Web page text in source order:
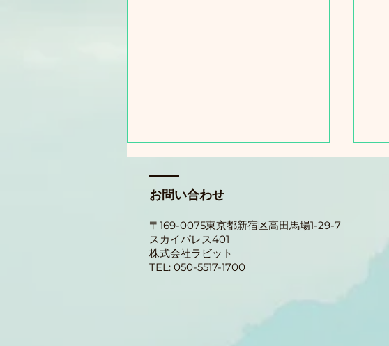
中 🐰
ージョンが公開されました！ ※
現在はあくまで「テスト版」で
す。今後、有料化するのか、ある
お問い合わせ
〒169-0075東京都新宿区高田馬場1-29-7
スカイパレス401
​株式会社ラビット
TEL: 050-5517-1700